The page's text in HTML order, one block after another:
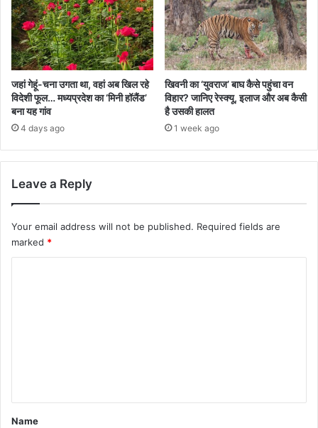
जहां गेहूं-चना उगता था, वहां अब खिल रहे
विदेशी फूल… मध्यप्रदेश का ‘मिनी हॉलैंड’
बना यह गांव
4 days ago
खिवनी का ‘युवराज’ बाघ कैसे पहुंचा वन
विहार? जानिए रेस्क्यू, इलाज और अब कैसी
है उसकी हालत
1 week ago
Leave a Reply
Your email address will not be published. Required fields are
marked *
*
Name